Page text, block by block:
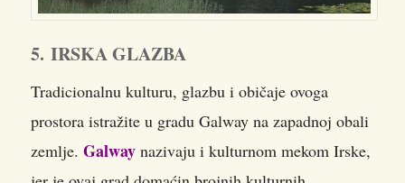
5. IRSKA GLAZBA
Tradicionalnu kulturu, glazbu i običaje ovoga
prostora istražite u gradu Galway na zapadnoj obali
zemlje. Galway nazivaju i kulturnom mekom Irske,